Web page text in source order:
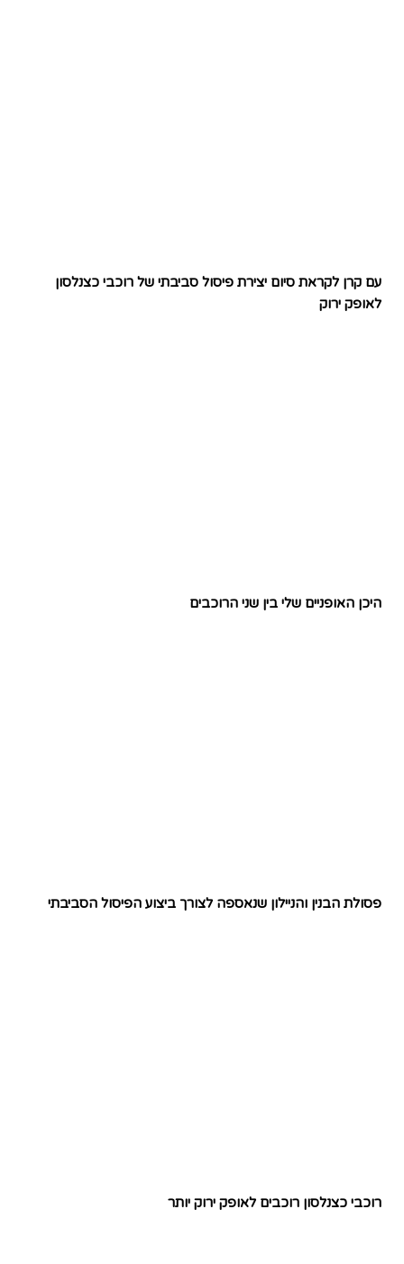
עם קרן לקראת סיום יצירת פיסול סביבתי של רוכבי כצנלסון
לאופק ירוק
היכן האופניים שלי בין שני הרוכבים
פסולת הבנין והניילון שנאספה לצורך ביצוע הפיסול הסביבתי
רוכבי כצנלסון רוכבים לאופק ירוק יותר